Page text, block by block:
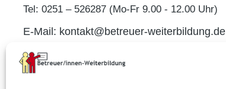
Tel: 0251 – 526287 (Mo-Fr 9.00 - 12.00 Uhr)
E-Mail: kontakt@betreuer-weiterbildung.de